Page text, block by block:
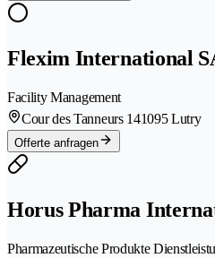
Flexim International
Facility Management
Cour des Tanneurs 141095 Lutry
Offerte anfragen
Horus Pharma
Pharmazeutische Produkte